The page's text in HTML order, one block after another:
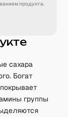
продукта.
сахара
Богат
группы